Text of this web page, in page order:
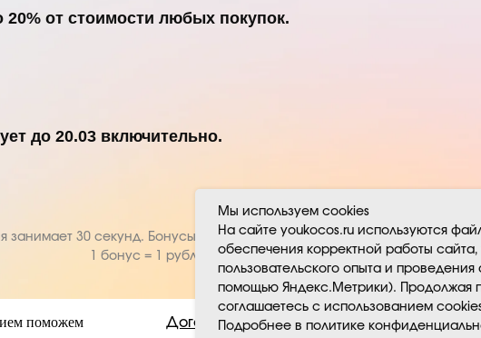
Мы используем cookies
На сайте youkocos.ru используются
обеспечения корректной работы сайта,
пользовательского опыта и
помощью Яндекс.Метрики). Продолжая
соглашаетесь с использованием
Подробнее в политике
20% от стоимости любых покупок.
до 20.03 включительно.
занимает 30 секунд. Бонусы активны до 8 марта 2026 г.
1 бонус = 1 рубль.
поможем
Договор оферты